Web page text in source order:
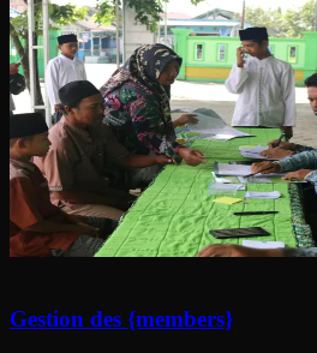
Gestion des {members}